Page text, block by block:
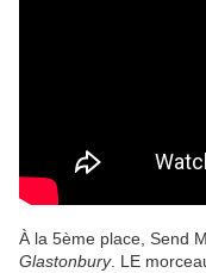
À la 5ème place, Send
Glastonbury. LE